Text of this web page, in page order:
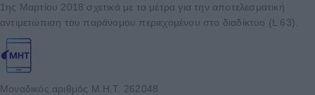
1ης Μαρτίου 2018 σχετικά με τα μέτρα για την αποτελεσματική
αντιμετώπιση του παράνομου περιεχομένου στο διαδίκτυο (L 63).
Μοναδικός αριθμός Μ.Η.Τ. 262048